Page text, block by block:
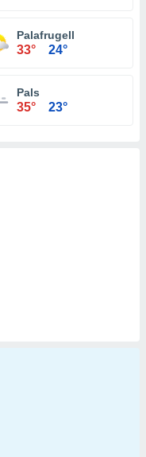
Palafrugell
33° 24°
Pals
35° 23°